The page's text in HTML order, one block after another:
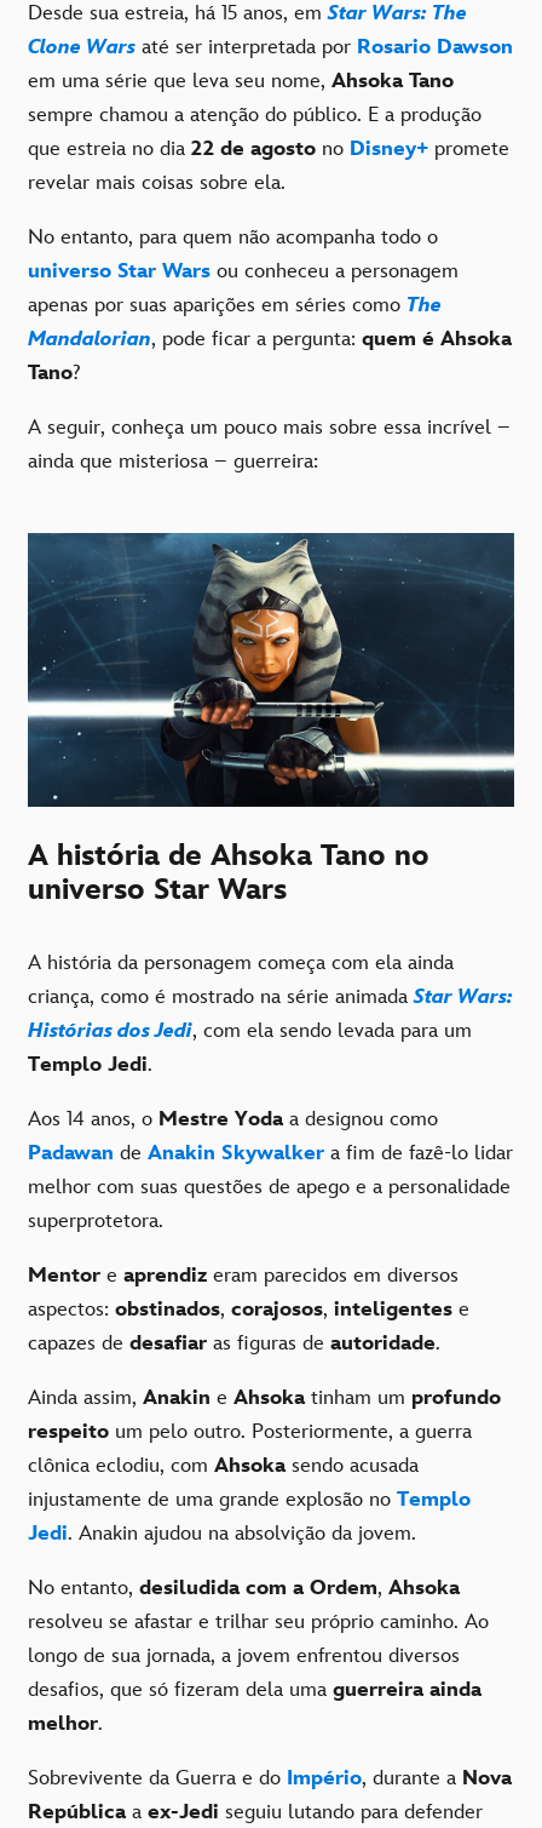
Desde sua estreia, há 15 anos, emStar Wars: The
Clone Wars até ser interpretada por Rosario Dawson
em uma série que leva seu nome, Ahsoka Tano
sempre chamou a atenção do público. E a produção
que estreia no dia 22 de agosto no Disney+ promete
revelar mais coisas sobre ela.
No entanto, para quem não acompanha todo o
universo Star Wars ou conheceu a personagem
apenas por suas aparições em séries como The
Mandalorian, pode ficar a pergunta: quem é Ahsoka
Tano?
A seguir, conheça um pouco mais sobre essa incrível –
ainda que misteriosa – guerreira:
A história de Ahsoka Tano no
universo Star Wars
A história da personagem começa com ela ainda
criança, como é mostrado na série animadaStar Wars:
Histórias dos Jedi, com ela sendo levada para um
Templo Jedi.
Aos 14 anos, o Mestre Yodaa designou como
Padawan de Anakin Skywalker a fim de fazê-lo lidar
melhor com suas questões de apego e a personalidade
superprotetora.
Mentor e aprendiz eram parecidos em diversos
aspectos: obstinados, corajosos, inteligentes e
capazes de desafiar as figuras de autoridade.
Ainda assim, Anakin e Ahsoka tinham um profundo
respeito um pelo outro. Posteriormente, a guerra
clônica eclodiu, com Ahsoka sendo acusada
injustamente de uma grande explosão no Templo
Jedi. Anakin ajudou na absolvição da jovem.
No entanto, desiludida com a Ordem, Ahsoka
resolveu se afastar e trilhar seu próprio caminho. Ao
longo de sua jornada, a jovem enfrentou diversos
desafios, que só fizeram dela uma guerreira ainda
melhor.
Sobrevivente da Guerra e do Império, durante a Nova
Repúblicaa ex-Jedi seguiu lutando para defender